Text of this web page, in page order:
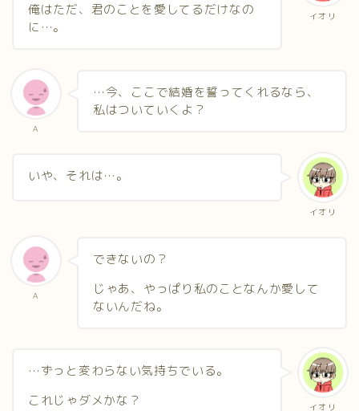
イオリ
俺はただ、君のことを愛してるだけなの
に…。
A
…今、ここで結婚を誓ってくれるなら、
私はついていくよ？
イオリ
いや、それは…。
A
できないの？
じゃあ、やっぱり私のことなんか愛して
ないんだね。
イオリ
…ずっと変わらない気持ちでいる。
これじゃダメかな？